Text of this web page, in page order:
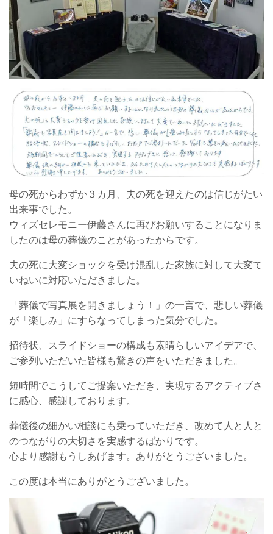
母の死からわずか３カ月、夫の死を迎えたのは信じがたい
出来事でした。
ウィズセレモニー伊藤さんに再びお願いすることになりま
したのは母の葬儀のことがあったからです。
夫の死に大変ショックを受け混乱した家族に対して大変て
いねいに対応いただきました。
「葬儀で写真展を開きましょう！」の一言で、悲しい葬儀
が「楽しみ」にすらなってしまった気分でした。
招待状、スライドショーの構成も素晴らしいアイデアで、
ご参列いただいた皆様も驚きの声をいただきました。
短時間でこうしてご提案いただき、実現するアクティブさ
に感心、感謝しております。
葬儀後の細かい相談にも乗っていただき、改めて人と人と
のつながりの大切さを実感するばかりです。
心より感謝もうしあげます。ありがとうございました。
この度は本当にありがとうございました。